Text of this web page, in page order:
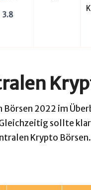
3.8
2022 im
sollte
Krypto Börsen